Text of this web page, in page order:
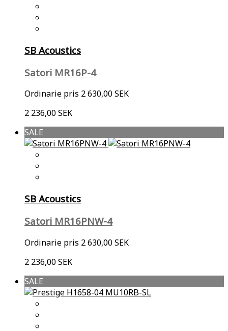
SB Acoustics
Satori MR16P-4
Ordinarie pris 2 630,00 SEK
2 236,00 SEK
SALE
SB Acoustics
Satori MR16PNW-4
Ordinarie pris 2 630,00 SEK
2 236,00 SEK
SALE